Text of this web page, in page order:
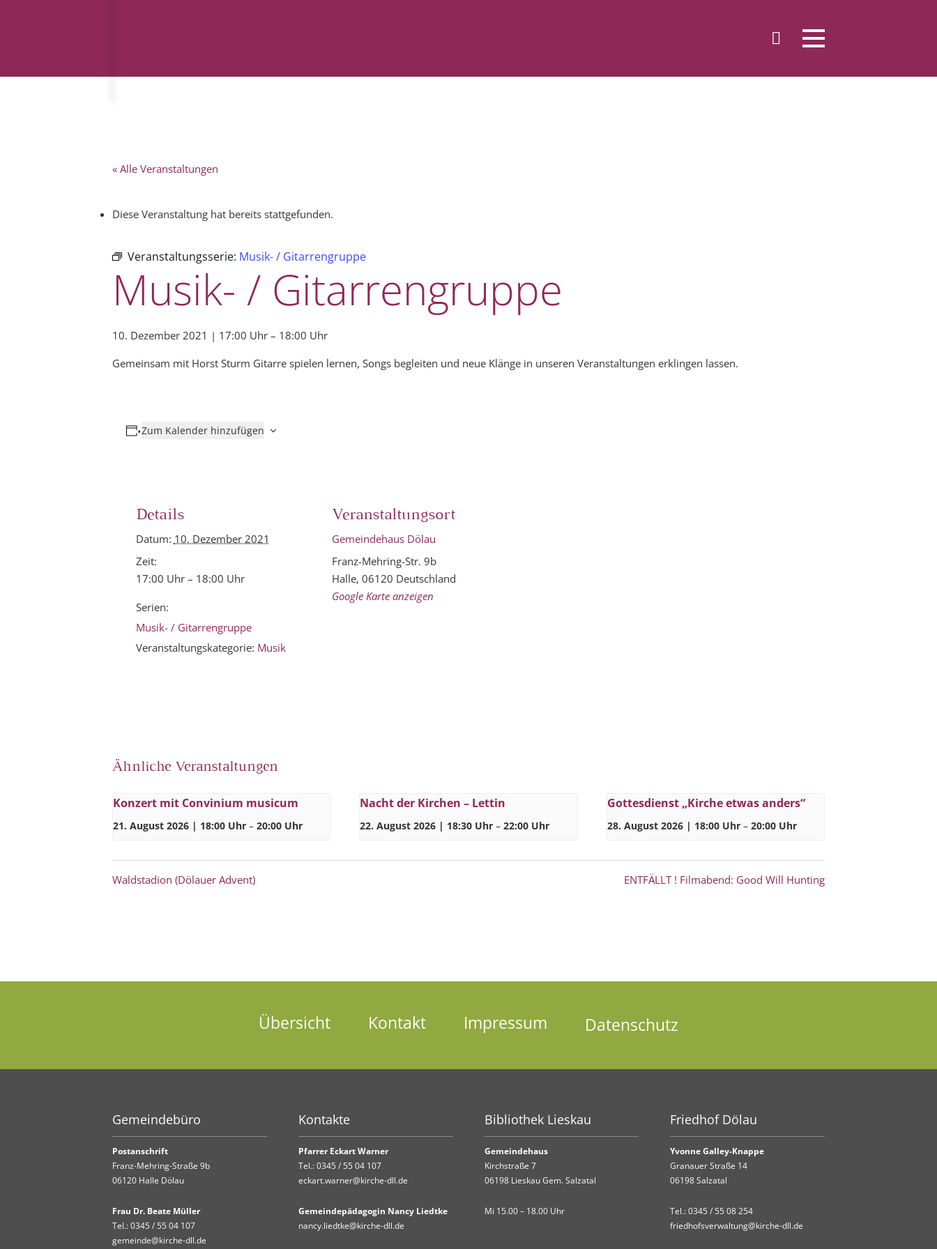
« Alle Veranstaltungen
Diese Veranstaltung hat bereits stattgefunden.
Veranstaltungsserie: Musik- / Gitarrengruppe
Musik- / Gitarrengruppe
10. Dezember 2021 | 17:00 Uhr – 18:00 Uhr
Gemeinsam mit Horst Sturm Gitarre spielen lernen, Songs begleiten und neue Klänge in unseren Veranstaltungen erklingen lassen.
Zum Kalender hinzufügen
Details
Datum: 10. Dezember 2021
Zeit:
17:00 Uhr – 18:00 Uhr
Serien:
Musik- / Gitarrengruppe
Veranstaltungskategorie: Musik
Veranstaltungsort
Gemeindehaus Dölau
Franz-Mehring-Str. 9b
Halle, 06120 Deutschland
Google Karte anzeigen
Ähnliche Veranstaltungen
Konzert mit Convinium musicum
21. August 2026 | 18:00 Uhr – 20:00 Uhr
Nacht der Kirchen – Lettin
22. August 2026 | 18:30 Uhr – 22:00 Uhr
Gottesdienst „Kirche etwas anders“
28. August 2026 | 18:00 Uhr – 20:00 Uhr
Waldstadion (Dölauer Advent) ENTFÄLLT ! Filmabend: Good Will Hunting
Übersicht Kontakt Impressum Datenschutz
Gemeindebüro
Postanschrift
Franz-Mehring-Straße 9b
06120 Halle Dölau
Frau Dr. Beate Müller
Tel.:0345 / 55 04 107
gemeinde@kirche-dll.de
Kontakte
Pfarrer Eckart Warner
Tel.:0345 / 55 04 107
eckart.warner@kirche-dll.de
Gemeindepädagogin Nancy Liedtke
nancy.liedtke@kirche-dll.de
Bibliothek Lieskau
Gemeindehaus
Kirchstraße 7
06198 Lieskau Gem. Salzatal
Mi 15.00 – 18.00 Uhr
Friedhof Dölau
Yvonne Galley-Knappe
Granauer Straße 14
06198 Salzatal
Tel.:0345 / 55 08 254
friedhofsverwaltung@kirche-dll.de